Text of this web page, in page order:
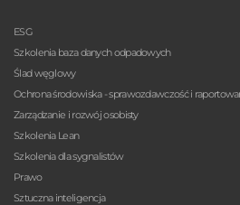
ESG
Szkolenia baza danych odpadowych
Ślad węglowy
Ochrona środowiska - sprawozdawczość i
Zarządzanie i rozwój osobisty
Szkolenia Lean
Szkolenia dla sygnalistów
Prawo
Sztuczna inteligencja